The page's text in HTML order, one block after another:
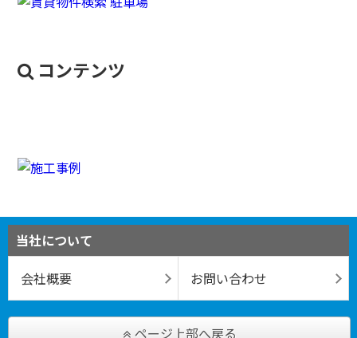
コンテンツ
当社について
会社概要
お問い合わせ
ページ上部へ戻る